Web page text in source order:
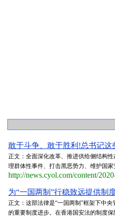
敢于斗争、敢于胜利!总书记这
正文：全面深化改革、推进供给侧结构
理群体性事件、打击黑恶势力、维护国
http://news.cyol.com/content/
为“一国两制”行稳致远提供制
正文：这部法律是“一国两制”框架下中
的重要制度进步。在香港国安法的制度